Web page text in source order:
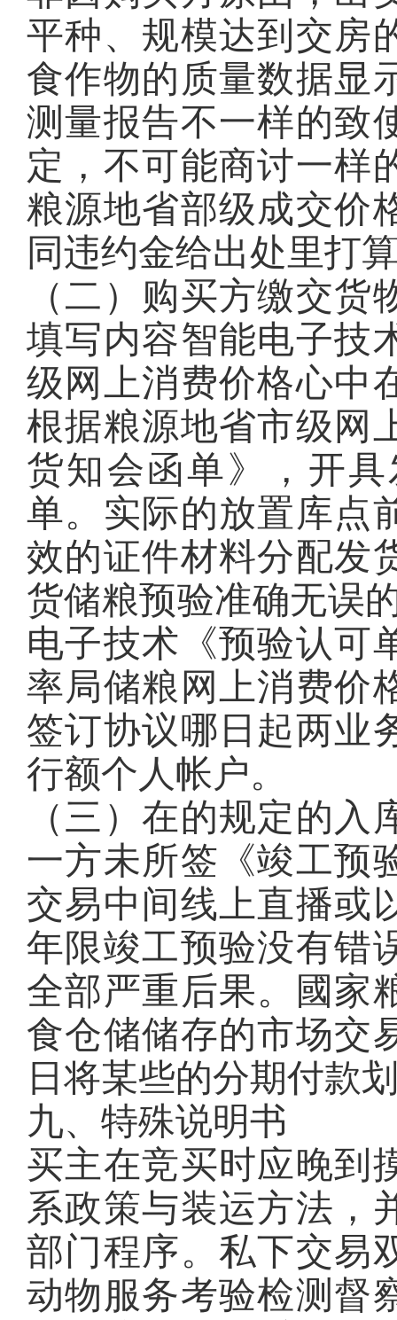
平种、规模达到交房
食作物的质量数据显
测量报告不一样的致
定，不可能商讨一样
粮源地省部级成交价
同违约金给出处里打
（二）购买方缴交
填写内容智能电子技
级网上消费价格心中
根据粮源地省市级网
货知会函单》，开
单。实际的放置库点
效的证件材料分配发
货储粮预验准确无误
电子技术《预验认可
率局储粮网上消费价
签订协议哪日起两业
行额个人帐户。
（三）在的规定的
一方未所签《竣工预
交易中间线上直播或
年限竣工预验没有错
全部严重后果。國家
食仓储储存的市场交
日将某些的分期付款
九、特殊说明书
买主在竞买时应晚到
系政策与装运方法，
部门程序。私下交易
动物服务考验检测督